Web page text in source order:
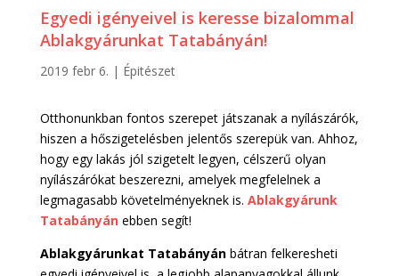
Egyedi igényeivel is keresse bizalommal
Ablakgyárunkat Tatabányán!
2019 febr 6. | Épitészet
Otthonunkban fontos szerepet játszanak a nyílászárók,
hiszen a hőszigetelésben jelentős szerepük van. Ahhoz,
hogy egy lakás jól szigetelt legyen, célszerű olyan
nyílászárókat beszerezni, amelyek megfelelnek a
legmagasabb követelményeknek is. Ablakgyárunk
Tatabányán ebben segít!
Ablakgyárunkat Tatabányánbátran felkeresheti